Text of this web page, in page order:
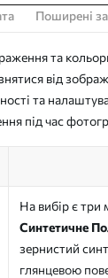
Поширені
та
від
та
під час
На вибір є три
Синтетичне
зернистий
глянцевою